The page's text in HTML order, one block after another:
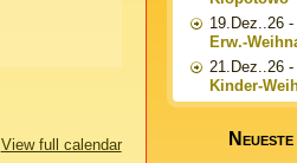
View full calendar
19.Dez..26-
Erw.-
21.Dez..26-
Kinder-